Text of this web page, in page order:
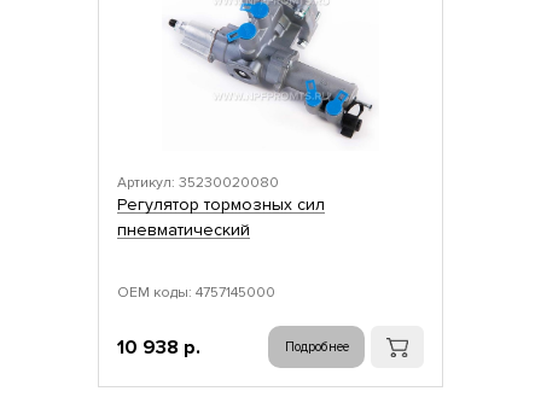
Артикул: 35230020080
Регулятор тормозных сил
пневматический
ОЕМ коды: 4757145000
10 938 р. Подробнее